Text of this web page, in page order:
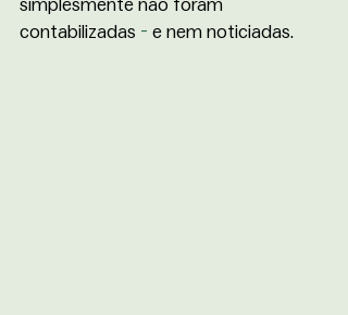
simplesmente não foram
contabilizadas - e nem noticiadas.